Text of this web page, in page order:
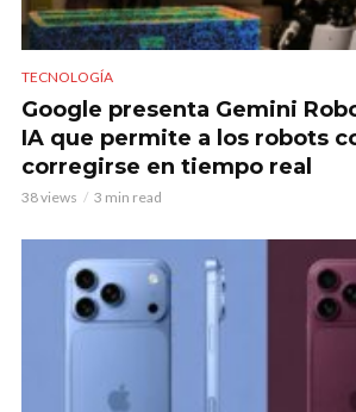
TECNOLOGÍA
Google presenta Gemini
IA que permite a los robots
corregirse en tiempo real
38 views 3 min read